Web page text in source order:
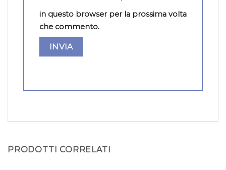
in questo browser per la prossima volta
che commento.
PRODOTTI CORRELATI